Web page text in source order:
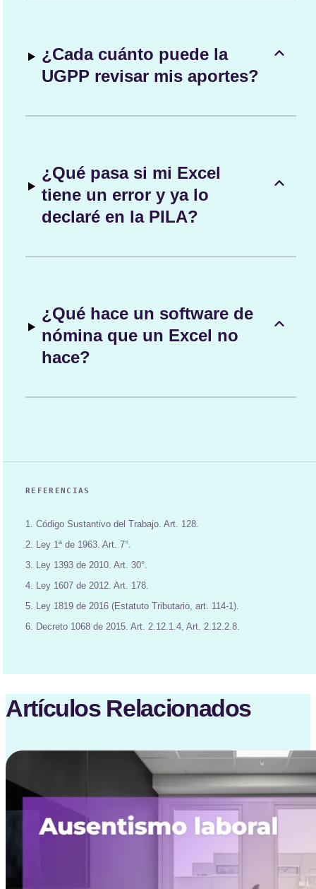
¿Cada cuánto puede la
UGPP revisar mis aportes?
¿Qué pasa si mi Excel
tiene un error y ya lo
declaré en la PILA?
¿Qué hace un software de
nómina que un Excel no
hace?
REFERENCIAS
1. Código Sustantivo del Trabajo. Art. 128.
2. Ley 1ª de 1963. Art. 7°.
3. Ley 1393 de 2010. Art. 30°.
4. Ley 1607 de 2012. Art. 178.
5. Ley 1819 de 2016 (Estatuto Tributario, art. 114-1).
6. Decreto 1068 de 2015. Art. 2.12.1.4, Art. 2.12.2.8.
Artículos Relacionados